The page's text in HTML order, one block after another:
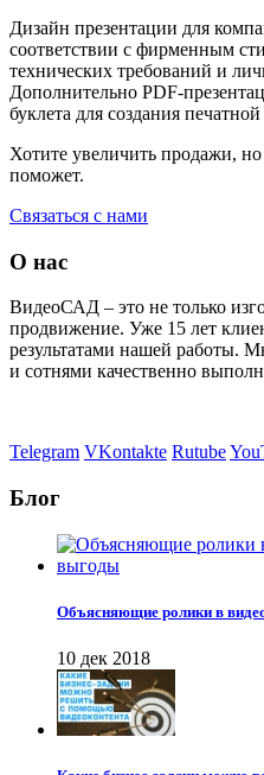
Дизайн презентации для
соответствии с фирменным
технических требований и
Дополнительно PDF-
буклета для создания
Хотите увеличить продажи, но
поможет.
Связаться с нами
О нас
ВидеоСАД – это не только
продвижение. Уже 15 лет
результатами нашей работы.
и сотнями качественно
Telegram VKontakte Rutube
Блог
Объясняющие ролики в
10 дек 2018